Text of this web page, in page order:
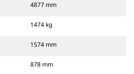
4877 mm
1474 kg
1574 mm
878 mm